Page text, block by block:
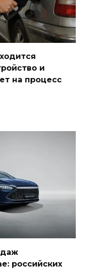
и
на процесс
российских